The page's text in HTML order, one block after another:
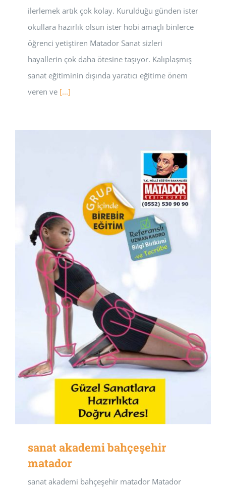
ilerlemek artık çok kolay. Kurulduğu günden ister
okullara hazırlık olsun ister hobi amaçlı binlerce
öğrenci yetiştiren Matador Sanat sizleri
hayallerin çok daha ötesine taşıyor. Kalıplaşmış
sanat eğitiminin dışında yaratıcı eğitime önem
veren ve [...]
sanat akademi bahçeşehir
matador
sanat akademi bahçeşehir matador Matador